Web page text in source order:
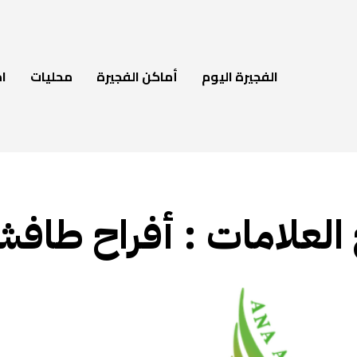
الفجيرة اليوم أماكن الفجيرة محليات
العلامات : أفراح